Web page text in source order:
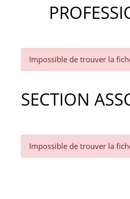
Impossible de trouver la
SECTION
Impossible de trouver la